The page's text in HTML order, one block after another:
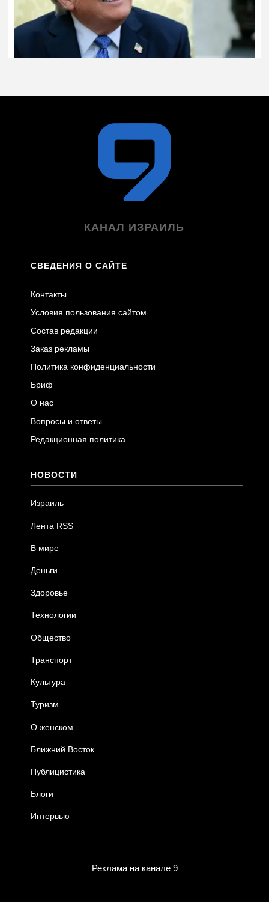
КАНАЛ ИЗРАИЛЬ
СВЕДЕНИЯ О САЙТЕ
Контакты
Условия пользования сайтом
Состав редакции
Заказ рекламы
Политика конфиденциальности
Бриф
О нас
Вопросы и ответы
Редакционная политика
НОВОСТИ
Израиль
Лента RSS
В мире
Деньги
Здоровье
Технологии
Общество
Транспорт
Культура
Туризм
О женском
Ближний Восток
Публицистика
Блоги
Интервью
Реклама на канале 9